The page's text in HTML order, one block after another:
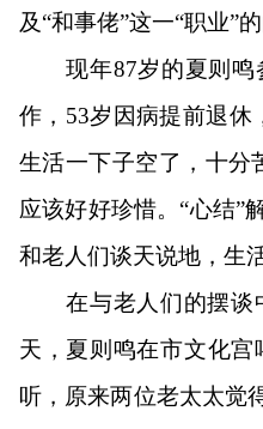
及“和事佬”这一“职业”
现年87岁的夏则鸣
作，53岁因病提前退休
生活一下子空了，十分
应该好好珍惜。“心结”
和老人们谈天说地，生
在与老人们的摆谈中
天，夏则鸣在市文化
听，原来两位老太太觉